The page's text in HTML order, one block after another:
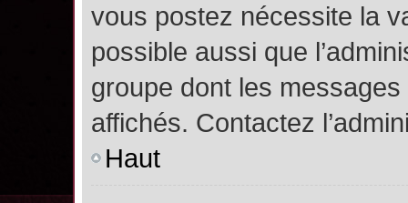
vous postez nécessite la
possible aussi que
groupe dont les
affichés. Contactez
Haut